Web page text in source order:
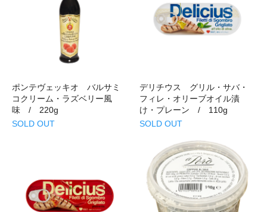
ポンテヴェッキオ バルサミ
コクリーム・ラズベリー風
味 / 220g
SOLD OUT
デリチウス グリル・サバ・
フィレ・オリーブオイル漬
け・プレーン / 110g
SOLD OUT